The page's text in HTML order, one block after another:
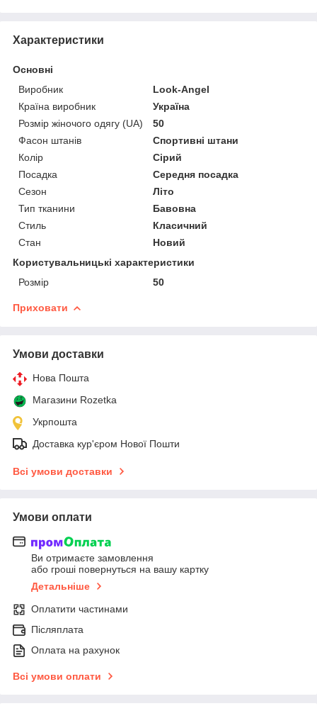
Характеристики
Основні
Виробник
Look-Angel
Країна виробник
Україна
Розмір жіночого одягу (UA)
50
Фасон штанів
Спортивні штани
Колір
Сірий
Посадка
Середня посадка
Сезон
Літо
Тип тканини
Бавовна
Стиль
Класичний
Стан
Новий
Користувальницькі характеристики
Розмір
50
Приховати
Умови доставки
Нова Пошта
Магазини Rozetka
Укрпошта
Доставка кур'єром Нової Пошти
Всі умови доставки
Умови оплати
Ви отримаєте замовлення
або гроші повернуться на вашу картку
Детальніше
Оплатити частинами
Післяплата
Оплата на рахунок
Всі умови оплати